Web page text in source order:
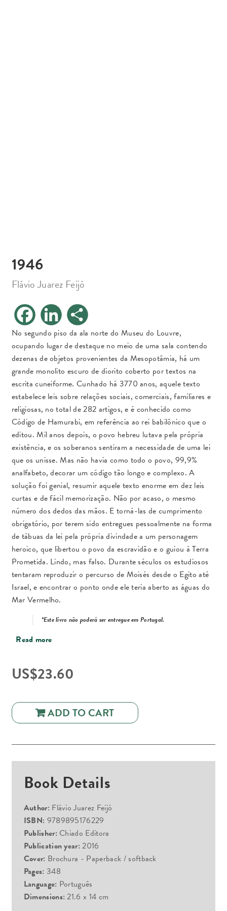
1946
Flávio Juarez Feijó
e
b
o
o
k
k
e
d
I
n
r
e
No segundo piso da ala norte do Museu do Louvre,
ocupando lugar de destaque no meio de uma sala contendo
dezenas de objetos provenientes da Mesopotâmia, há um
grande monolito escuro de diorito coberto por textos na
escrita cuneiforme. Cunhado há 3770 anos, aquele texto
estabelece leis sobre relações sociais, comerciais, familiares e
religiosas, no total de 282 artigos, e é conhecido como
Código de Hamurabi, em referência ao rei babilônico que o
editou. Mil anos depois, o povo hebreu lutava pela própria
existência, e os soberanos sentiram a necessidade de uma lei
que os unisse. Mas não havia como todo o povo, 99,9%
analfabeto, decorar um código tão longo e complexo. A
solução foi genial, resumir aquele texto enorme em dez leis
curtas e de fácil memorização. Não por acaso, o mesmo
número dos dedos das mãos. E torná-las de cumprimento
obrigatório, por terem sido entregues pessoalmente na forma
de tábuas da lei pela própria divindade a um personagem
heroico, que libertou o povo da escravidão e o guiou à Terra
Prometida. Lindo, mas falso. Durante séculos os estudiosos
tentaram reproduzir o percurso de Moisés desde o Egito até
Israel, e encontrar o ponto onde ele teria aberto as águas do
Mar Vermelho.
*Este livro não poderá ser entregue em Portugal.
Read more
US$23.60
ADD TO CART
Book Details
Author: Flávio Juarez Feijó
ISBN: 9789895176229
Publisher: Chiado Editora
Publication year:2016
Cover: Brochura - Paperback / softback
Pages: 348
Language: Português
Dimensions:21.6 x 14 cm